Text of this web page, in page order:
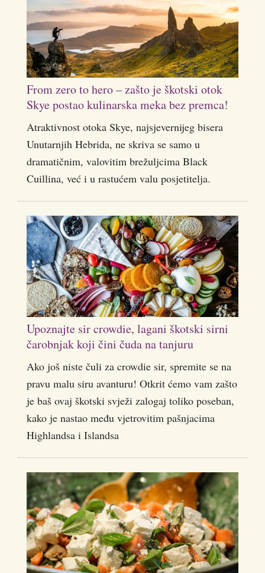
From zero to hero – zašto je škotski otok
Skye postao kulinarska meka bez premca!
Atraktivnost otoka Skye, najsjevernijeg bisera
Unutarnjih Hebrida, ne skriva se samo u
dramatičnim, valovitim brežuljcima Black
Cuillina, već i u rastućem valu posjetitelja.
Upoznajte sir crowdie, lagani škotski sirni
čarobnjak koji čini čuda na tanjuru
Ako još niste čuli za crowdie sir, spremite se na
pravu malu siru avanturu! Otkrit ćemo vam zašto
je baš ovaj škotski svježi zalogaj toliko poseban,
kako je nastao među vjetrovitim pašnjacima
Highlandsa i Islandsa